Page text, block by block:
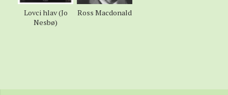
Rýchle sa obrátila a tresla balíčkom papierových
zápaliek na sklo smerom k opilcovi. Hmatkal za nimi,
Lovci hlav (Jo
Nesbø)
Ross Macdonald